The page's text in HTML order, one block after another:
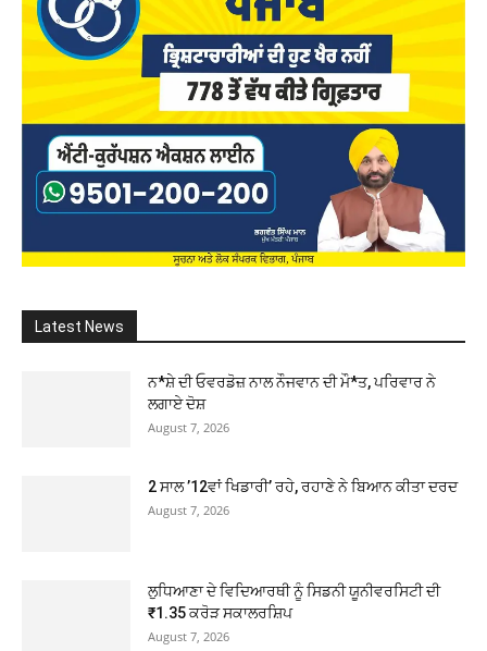
Latest News
ਨ*ਸ਼ੇ ਦੀ ਓਵਰਡੋਜ਼ ਨਾਲ ਨੌਜਵਾਨ ਦੀ ਮੌ*ਤ, ਪਰਿਵਾਰ ਨੇ
ਲਗਾਏ ਦੋਸ਼
August 7, 2026
2 ਸਾਲ ’12ਵਾਂ ਖਿਡਾਰੀ’ ਰਹੇ, ਰਹਾਣੇ ਨੇ ਬਿਆਨ ਕੀਤਾ ਦਰਦ
August 7, 2026
ਲੁਧਿਆਣਾ ਦੇ ਵਿਦਿਆਰਥੀ ਨੂੰ ਸਿਡਨੀ ਯੂਨੀਵਰਸਿਟੀ ਦੀ
₹1.35 ਕਰੋੜ ਸਕਾਲਰਸ਼ਿਪ
August 7, 2026